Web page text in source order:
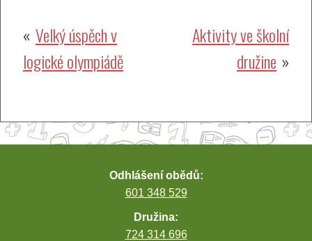
Navigace
pro
Velký úspěch v
logické olympiádě
Aktivity ve školní
družine
Odhlášení obědů:
601 348 529
Družina:
724 314 696